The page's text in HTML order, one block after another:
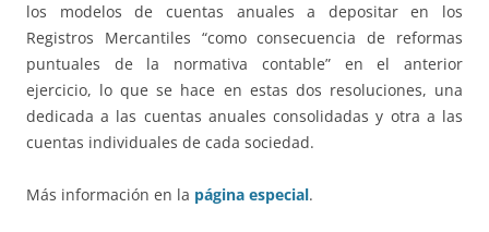
los modelos de cuentas anuales a depositar en los
Registros Mercantiles “como consecuencia de reformas
puntuales de la normativa contable” en el anterior
ejercicio, lo que se hace en estas dos resoluciones, una
dedicada a las cuentas anuales consolidadas y otra a las
cuentas individuales de cada sociedad.
Más información en la página especial.